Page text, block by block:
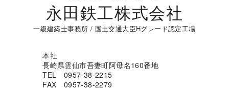
永田鉄工株式会社
一級建築士事務所 / 国土交通大臣Hグレード認定工場
本社
長崎県雲仙市吾妻町阿母名160番地
TEL 0957-38-2215
FAX 0957-38-2279